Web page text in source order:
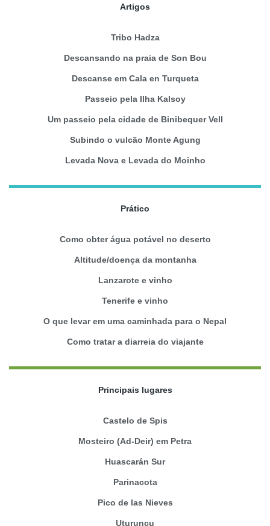
Artigos
Tribo Hadza
Descansando na praia de Son Bou
Descanse em Cala en Turqueta
Passeio pela Ilha Kalsoy
Um passeio pela cidade de Binibequer Vell
Subindo o vulcão Monte Agung
Levada Nova e Levada do Moinho
Prático
Como obter água potável no deserto
Altitude/doença da montanha
Lanzarote e vinho
Tenerife e vinho
O que levar em uma caminhada para o Nepal
Como tratar a diarreia do viajante
Principais lugares
Castelo de Spis
Mosteiro (Ad-Deir) em Petra
Huascarán Sur
Parinacota
Pico de las Nieves
Uturuncu